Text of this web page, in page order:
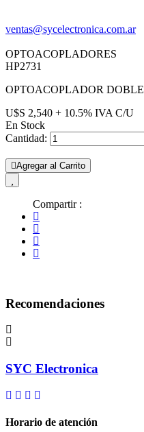
ventas@sycelectronica.com.ar
OPTOACOPLADORES
HP2731
OPTOACOPLADOR DOBLE
U$S 2,540 + 10.5% IVA C/U
En Stock
Cantidad:
Agregar al Carrito
Compartir :
Recomendaciones
SYC Electronica
Horario de atención